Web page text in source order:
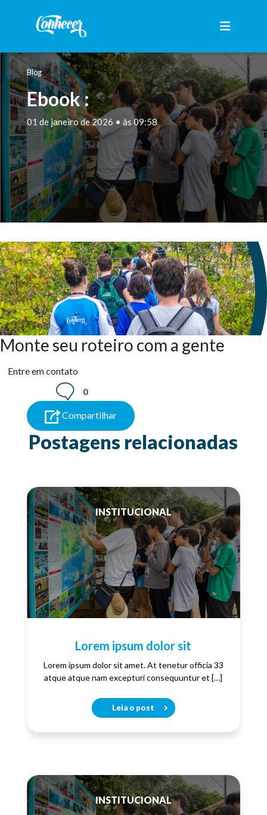
Blog
Ebook :
01 de janeiro de 2026 • às 09:58
Monte seu roteiro com a gente
Entre em contato
0
Compartilhar
Postagens relacionadas
INSTITUCIONAL
Lorem ipsum dolor sit
Lorem ipsum dolor sit amet. At tenetur officia 33
atque atque nam excepturi consequuntur et […]
Leia o post
INSTITUCIONAL